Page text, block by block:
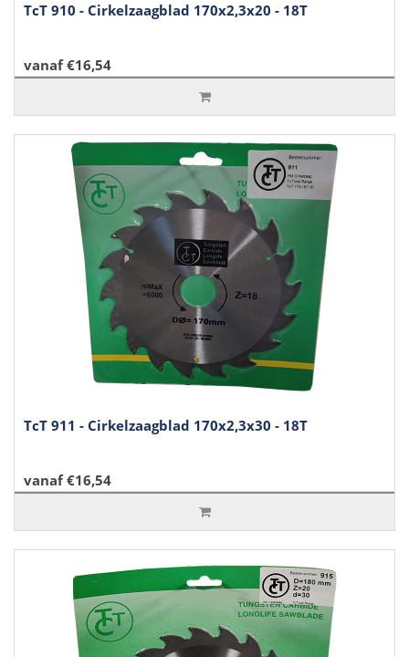
TcT 910 - Cirkelzaagblad 170x2,3x20 - 18T
vanaf €16,54
TcT 911 - Cirkelzaagblad 170x2,3x30 - 18T
vanaf €16,54